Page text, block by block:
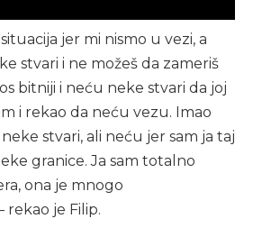
jer mi nismo u vezi, a
stvari i ne možeš da zameriš
bitniji i neću neke stvari da joj
i rekao da neću vezu. Imao
stvari, ali neću jer sam ja taj
granice. Ja sam totalno
ona je mnogo
je Filip.